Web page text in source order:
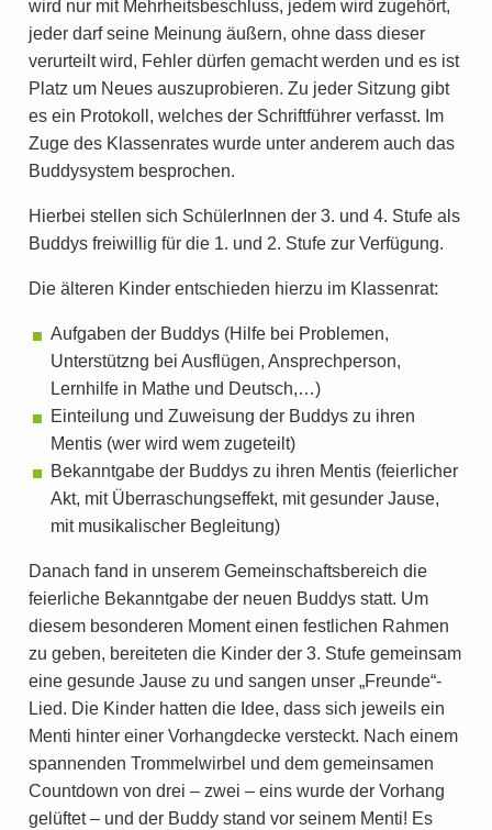
wird nur mit Mehrheitsbeschluss, jedem wird zugehört,
jeder darf seine Meinung äußern, ohne dass dieser
verurteilt wird, Fehler dürfen gemacht werden und es ist
Platz um Neues auszuprobieren. Zu jeder Sitzung gibt
es ein Protokoll, welches der Schriftführer verfasst. Im
Zuge des Klassenrates wurde unter anderem auch das
Buddysystem besprochen.
Hierbei stellen sich SchülerInnen der 3. und 4. Stufe als
Buddys freiwillig für die 1. und 2. Stufe zur Verfügung.
Die älteren Kinder entschieden hierzu im Klassenrat:
Aufgaben der Buddys (Hilfe bei Problemen,
Unterstützng bei Ausflügen, Ansprechperson,
Lernhilfe in Mathe und Deutsch,…)
Einteilung und Zuweisung der Buddys zu ihren
Mentis (wer wird wem zugeteilt)
Bekanntgabe der Buddys zu ihren Mentis (feierlicher
Akt, mit Überraschungseffekt, mit gesunder Jause,
mit musikalischer Begleitung)
Danach fand in unserem Gemeinschaftsbereich die
feierliche Bekanntgabe der neuen Buddys statt. Um
diesem besonderen Moment einen festlichen Rahmen
zu geben, bereiteten die Kinder der 3. Stufe gemeinsam
eine gesunde Jause zu und sangen unser „Freunde“-
Lied. Die Kinder hatten die Idee, dass sich jeweils ein
Menti hinter einer Vorhangdecke versteckt. Nach einem
spannenden Trommelwirbel und dem gemeinsamen
Countdown von drei – zwei – eins wurde der Vorhang
gelüftet – und der Buddy stand vor seinem Menti! Es